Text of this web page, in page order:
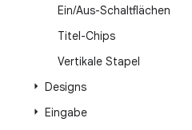
Ein/Aus-Schaltflächen
Titel-Chips
Vertikale Stapel
Designs
Eingabe